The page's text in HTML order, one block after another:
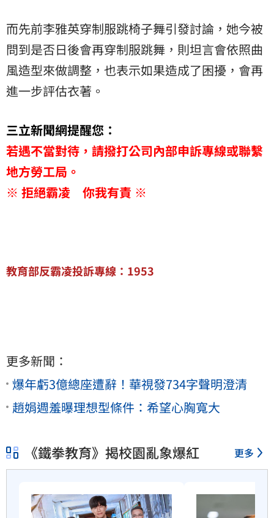
而先前李雅英穿制服跳椅子舞引發討論，她今被
問到是否日後會再穿制服跳舞，則坦言會依照曲
風造型來做調整，也表示如果造成了困擾，會再
進一步評估衣著。
三立新聞網提醒您：
若遇不當對待，請撥打公司內部申訴專線或聯繫
地方勞工局。
※ 拒絕霸凌 你我有責 ※
教育部反霸凌投訴專線：1953
更多新聞：
爆年虧3億總座遭辭！華視發734字聲明澄清
趙娟週羞曝理想型條件：希望心胸寬大
《鐵拳教育》揭校園亂象爆紅 更多